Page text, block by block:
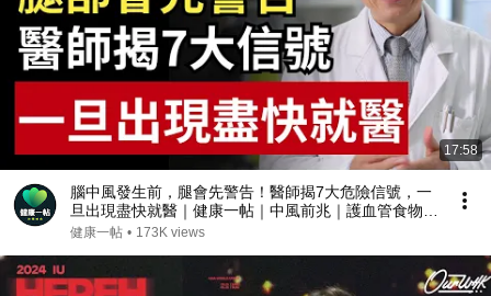
17:58
腦中風發生前，腿會先警告！醫師揭7大危險信號，一
旦出現盡快就醫｜健康一帖｜中風前兆｜護血管食物｜
腦中風症狀
健康一帖 • 173K views